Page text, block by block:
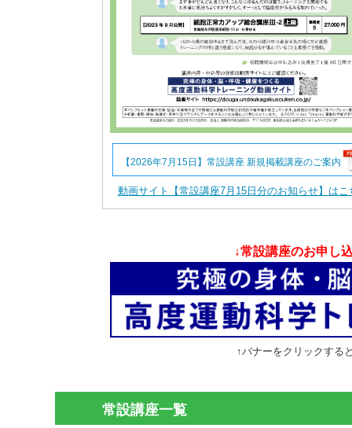
【2026年7月15日】常設講座 新規掲載講座のご案内
動画サイト【常設講座7月15日分のお知らせ】はこ
↓常設講座のお申し
↑バナーをクリックする
常設講座一覧